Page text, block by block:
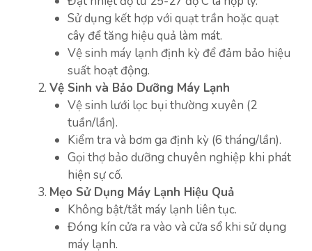
Sử dụng kết hợp với quạt trần hoặc quạt
cây để tăng hiệu quả làm mát.
Vệ sinh máy lạnh định kỳ để đảm bảo hiệu
suất hoạt động.
Vệ Sinh và Bảo Dưỡng Máy Lạnh
Vệ sinh lưới lọc bụi thường xuyên (2
tuần/lần).
Kiểm tra và bơm ga định kỳ (6 tháng/lần).
Gọi thợ bảo dưỡng chuyên nghiệp khi phát
hiện sự cố.
Mẹo Sử Dụng Máy Lạnh Hiệu Quả
Không bật/tắt máy lạnh liên tục.
Đóng kín cửa ra vào và cửa sổ khi sử dụng
máy lạnh.